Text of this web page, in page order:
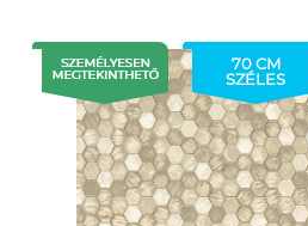
70 CM
SZÉLES